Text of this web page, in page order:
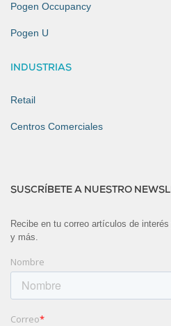
Pogen Occupancy
Pogen U
INDUSTRIAS
Retail
Centros Comerciales
SUSCRÍBETE A NUESTRO
Recibe en tu correo artículos de
y más.
Nombre
Correo*